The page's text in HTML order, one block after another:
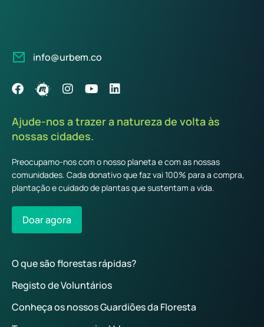
info@urbem.co
Ajude-nos a trazer a natureza de volta às
nossas cidades.
Preocupamo-nos com o nosso planeta e com as nossas
comunidades. Cada donativo que faz vai 100% para a compra,
plantação e cuidado de plantas que sustentam a vida.
Doar agora
O que são florestas rápidas?
Registo de Voluntários
Conheça os nossos Guardiões da Floresta